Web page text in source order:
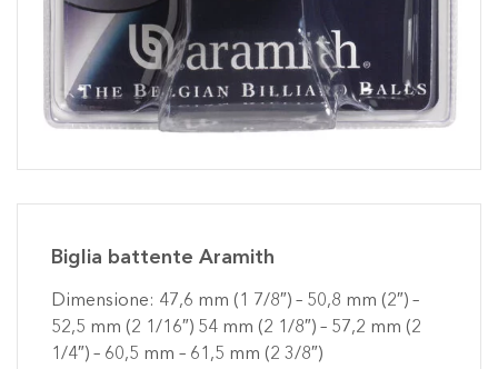
Biglia battente Aramith
Dimensione: 47,6 mm (1 7/8″) – 50,8 mm (2″) –
52,5 mm (2 1/16″) 54 mm (2 1/8″) – 57,2 mm (2
1/4″) – 60,5 mm – 61,5 mm (2 3/8″)